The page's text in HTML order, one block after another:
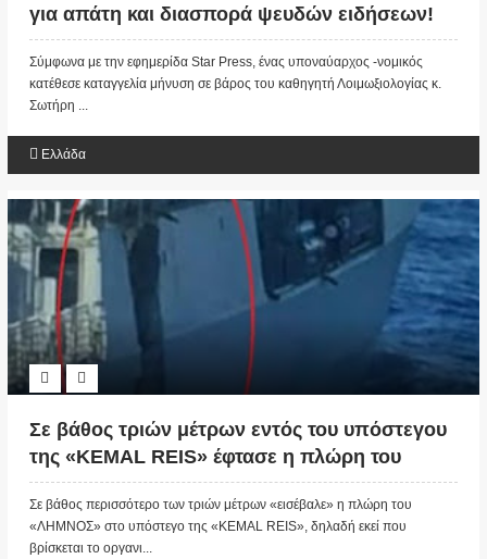
για απάτη και διασπορά ψευδών ειδήσεων!
Σύμφωνα με την εφημερίδα Star Press, ένας υποναύαρχος -νομικός
κατέθεσε καταγγελία μήνυση σε βάρος του καθηγητή Λοιμωξιολογίας κ.
Σωτήρη ...
Ελλάδα
Σε βάθος τριών μέτρων εντός του υπόστεγου
της «KEMAL REIS» έφτασε η πλώρη του
«ΛΗΜΝΟΣ»
Σε βάθος περισσότερο των τριών μέτρων «εισέβαλε» η πλώρη του
«ΛΗΜΝΟΣ» στο υπόστεγο της «KEMAL REIS», δηλαδή εκεί που
βρίσκεται το οργανι...